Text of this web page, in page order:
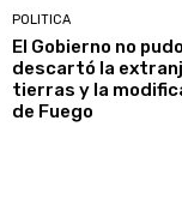
POLITICA
El Gobierno no
descartó la
tierras y la
de Fuego